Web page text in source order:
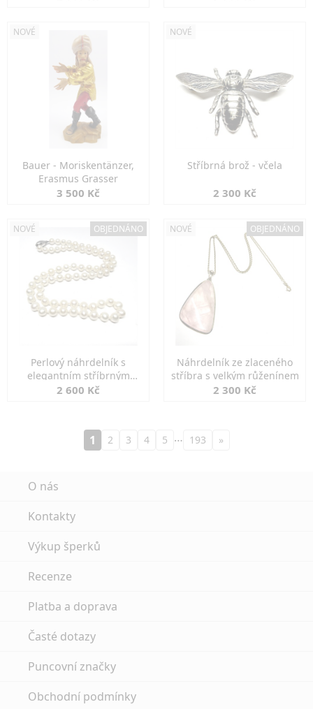
NOVÉ
Bauer - Moriskentänzer,
Erasmus Grasser
3 500 Kč
NOVÉ
Stříbrná brož - včela
2 300 Kč
NOVÉ OBJEDNÁNO
Perlový náhrdelník s
elegantním stříbrným
zapínáním
2 600 Kč
NOVÉ OBJEDNÁNO
Náhrdelník ze zlaceného
stříbra s velkým růženínem
2 300 Kč
1 2 3 4 5 … 193 »
O nás
Kontakty
Výkup šperků
Recenze
Platba a doprava
Časté dotazy
Puncovní značky
Obchodní podmínky